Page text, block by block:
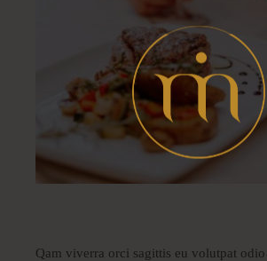
Qam viverra orci sagittis eu volutpat